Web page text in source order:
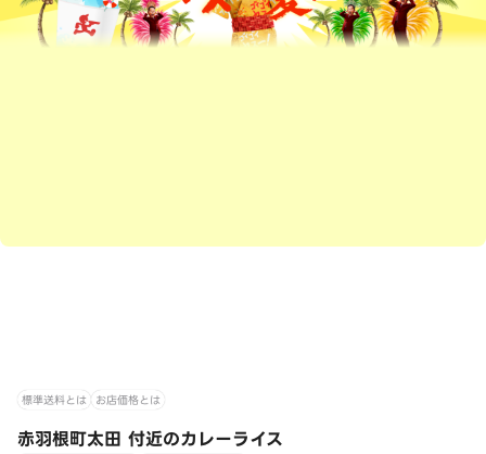
標準送料とは お店価格とは
赤羽根町太田 付近のカレーライス